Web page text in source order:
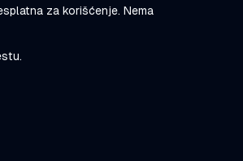
za korišćenje. Nema